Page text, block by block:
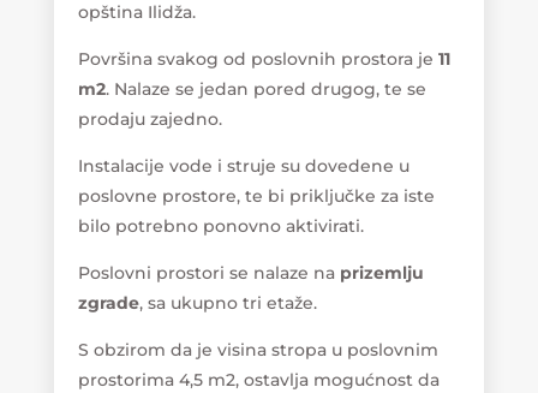
opština Ilidža.
Površina svakog od poslovnih prostora je 11
m2. Nalaze se jedan pored drugog, te se
prodaju zajedno.
Instalacije vode i struje su dovedene u
poslovne prostore, te bi priključke za iste
bilo potrebno ponovno aktivirati.
Poslovni prostori se nalaze na prizemlju
zgrade, sa ukupno tri etaže.
S obzirom da je visina stropa u poslovnim
prostorima 4,5 m2, ostavlja mogućnost da